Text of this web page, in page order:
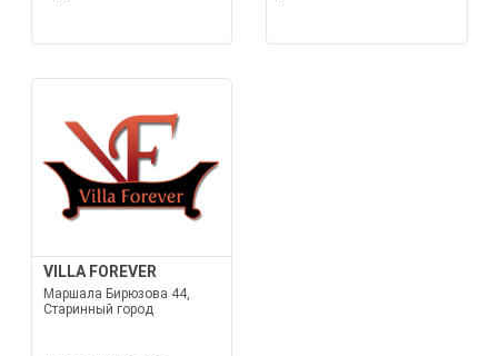
VILLA FOREVER
Маршала Бирюзова 44,
Старинный город